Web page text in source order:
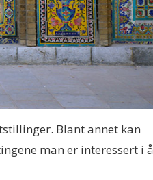
Blant annet kan
man er interessert i å